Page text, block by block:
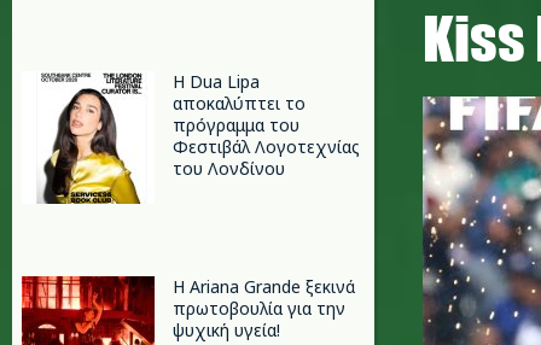
Η Dua Lipa
αποκαλύπτει το
πρόγραμμα του
Φεστιβάλ Λογοτεχνίας
του Λονδίνου
Η Ariana Grande ξεκινά
πρωτοβουλία για την
ψυχική υγεία!
Κiss